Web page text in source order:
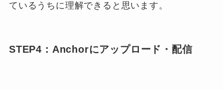
ているうちに理解できると思います。
STEP4：Anchorにアップロード・配信